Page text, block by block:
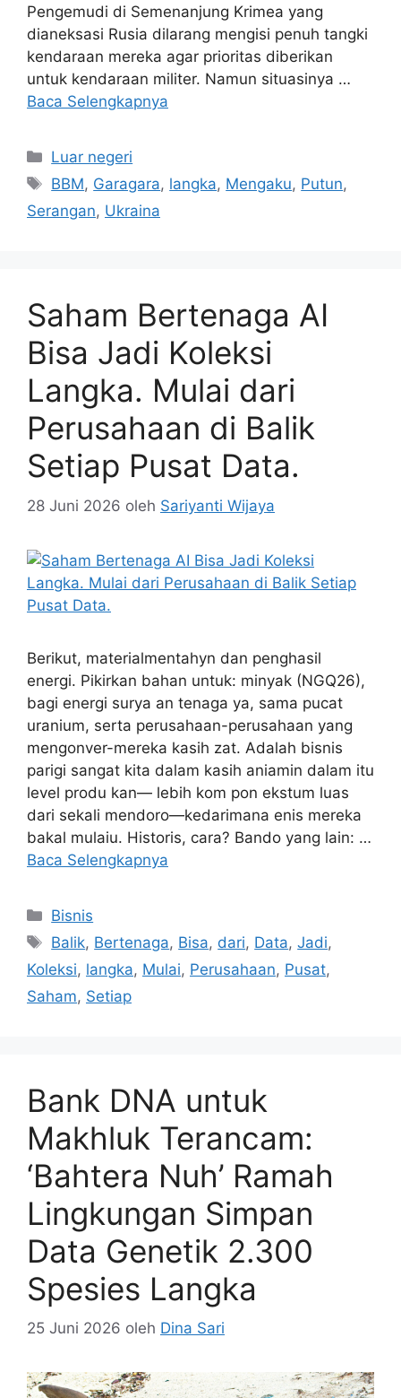
Pengemudi di Semenanjung Krimea yang
dianeksasi Rusia dilarang mengisi penuh tangki
kendaraan mereka agar prioritas diberikan
untuk kendaraan militer. Namun situasinya …
Baca Selengkapnya
Kategori
Luar negeri
Tag
BBM, Garagara, langka, Mengaku, Putun,
Serangan, Ukraina
Saham Bertenaga AI
Bisa Jadi Koleksi
Langka. Mulai dari
Perusahaan di Balik
Setiap Pusat Data.
28 Juni 2026 oleh Sariyanti Wijaya
Berikut, materialmentahyn dan penghasil
energi. Pikirkan bahan untuk: minyak (NGQ26),
bagi energi surya an tenaga ya, sama pucat
uranium, serta perusahaan-perusahaan yang
mengonver-mereka kasih zat. Adalah bisnis
parigi sangat kita dalam kasih aniamin dalam itu
level produ kan— lebih kom pon ekstum luas
dari sekali mendoro—kedarimana enis mereka
bakal mulaiu. Historis, cara? Bando yang lain: …
Baca Selengkapnya
Kategori
Bisnis
Tag
Balik, Bertenaga, Bisa, dari, Data,Jadi,
Koleksi, langka, Mulai, Perusahaan, Pusat,
Saham, Setiap
Bank DNA untuk
Makhluk Terancam:
‘Bahtera Nuh’ Ramah
Lingkungan Simpan
Data Genetik 2.300
Spesies Langka
25 Juni 2026 oleh Dina Sari